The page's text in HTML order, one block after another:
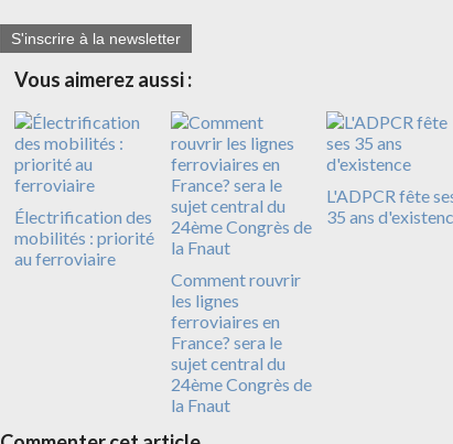
S'inscrire à la newsletter
Vous aimerez aussi :
Électrification des
mobilités : priorité
au ferroviaire
Comment rouvrir
les lignes
ferroviaires en
France? sera le
sujet central du
24ème Congrès de
la Fnaut
L'ADPCR fête
35 ans